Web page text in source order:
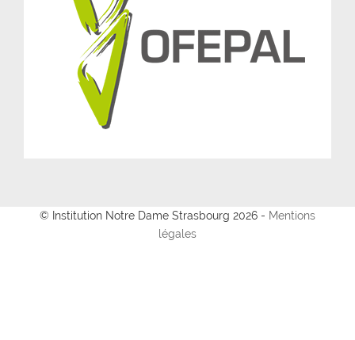
© Institution Notre Dame Strasbourg 2026 - Mentions
légales